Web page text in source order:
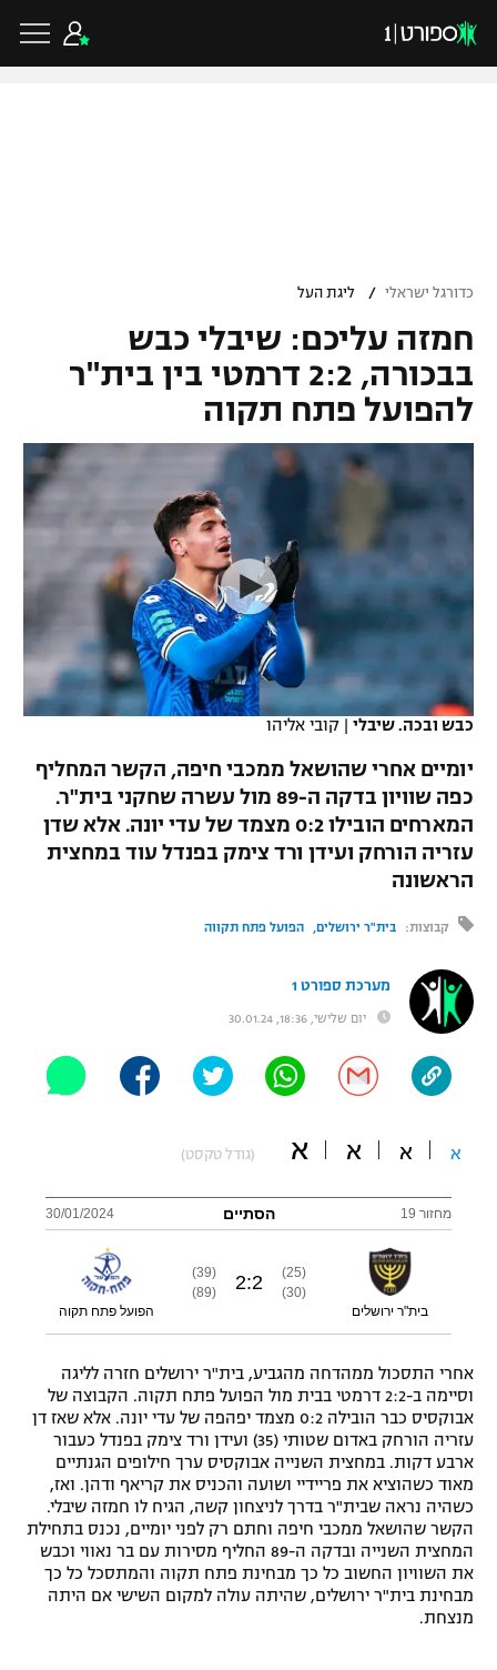
רץ ברשת
תוצאות
לוח שידורים
ברחבה
"מחצית בשכונה" – פודקאסט
משתתפים וזוכים בפרסים
תקנון משתתפים וזוכים בפרסים
תקנון עבור פעילות אלקטרה
תקנון עבור פעילות ספורט 1 – "מרלן"
מדיניות פרטיות
תקנון פעילות ספורט 1
רשיון להקרנה פומבית לבית עסק
הצטרפות לחבילת הערוצים
לוח דרושים – ג'ובנט
גביע הטוטו
ליגיונרים
גביע המדינה
נבחרת ישראל
מכבי חיפה
בית"ר ירושלים
מכבי תל אביב
הפועל חיפה
הפועל באר שבע
ליגת האלופות
ליגה אירופית
ליגה אנגלית
ליגה גרמנית
ליגה ספרדית
ליגה איטלקית
ליגה הולנדית
ליגה טורקית
ליגה ברזילאית
ליגות נוספות
כדורסל ישראלי
ליגת ווינר סל
ליגה לאומית
כדורסל נשים
הפועל ירושלים
דני אבדיה
כדורסל עולמי
יורוקאפ
ענפים נוספים
שחייה
ג'ודו
אגרוף
ספורט אולימפי
UFC
היאבקות WWE
ספורט מוטורי
כדורמים
פוטבול אמריקאי NFL
בייסבול MLB
ספורט אתגרי ואקסטרים
גיימינג E-Sports
כדורגל ישראלי / ליגת העל
חמזה עליכם: שיבלי כבש
בבכורה, 2:2 דרמטי בין בית"ר
להפועל פתח תקוה
כבש ובכה. שיבלי | קובי אליהו
יומיים אחרי שהושאל ממכבי חיפה, הקשר המחליף
כפה שוויון בדקה ה-89 מול עשרה שחקני בית"ר.
המארחים הובילו 0:2 מצמד של עדי יונה. אלא שדן
עזריה הורחק ועידן ורד צימק בפנדל עוד במחצית
הראשונה
קבוצות: בית"ר ירושלים הפועל פתח תקווה
מערכת ספורט 1
יום שלישי, 18:36, 30.01.24
א א א א (גודל טקסט)
מחזור 19 הסתיים 30/01/2024
בית"ר ירושלים
(25)
(30)
2
:
2
(39)
(89)
הפועל פתח תקוה
אחרי התסכול ממהדחה מהגביע, בית"ר ירושלים חזרה לליגה
וסיימה ב-2:2 דרמטי בבית מול הפועל פתח תקוה. הקבוצה של
אבוקסיס כבר הובילה 0:2 מצמד יפהפה של עדי יונה. אלא שאז דן
עזריה הורחק באדום שטותי (35) ועידן ורד צימק בפנדל כעבור
ארבע דקות. במחצית השנייה אבוקסיס ערך חילופים הגנתיים
מאוד כשהוציא את פריידיי ושועה והכניס את קריאף ודהן. ואז,
כשהיה נראה שבית"ר בדרך לניצחון קשה, הגיח לו חמזה שיבלי.
הקשר שהושאל ממכבי חיפה וחתם רק לפני יומיים, נכנס בתחילת
המחצית השנייה ובדקה ה-89 החליף מסירות עם בר נאווי וכבש
את השוויון החשוב כל כך מבחינת פתח תקוה והמתסכל כל כך
מבחינת בית"ר ירושלים, שהיתה עולה למקום השישי אם היתה
מנצחת.